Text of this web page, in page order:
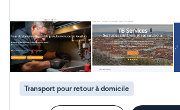
Transport pour retour à domicile